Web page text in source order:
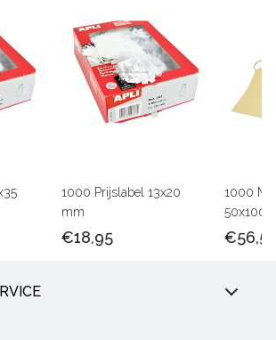
1000 Prijslabel 13x20
mm
€18,95
1000